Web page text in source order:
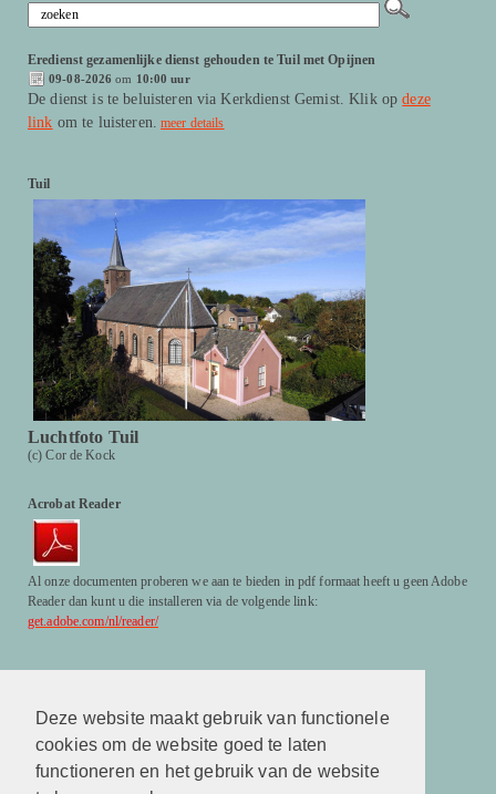
Deze website maakt gebruik van functionele
cookies om de website goed te laten
functioneren en het gebruik van de website
Eredienst gezamenlijke dienst gehouden te Tuil met Opijnen
09-08-2026 om 10:00 uur
De dienst is te beluisteren via Kerkdienst Gemist. Klik opdeze
link om te luisteren. meer details
Tuil
Luchtfoto Tuil
(c) Cor de Kock
Acrobat Reader
Al onze documenten proberen we aan te bieden in pdf formaat heeft u geen Adobe
Reader dan kunt u die installeren via de volgende link:
get.adobe.com/nl/reader/
Facebook
http://www.facebook.com/hervormdekerktuil